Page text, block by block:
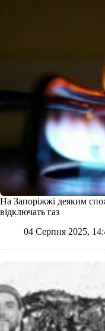
На Запоріжжі деяким
відключать газ
04 Серпня 2025,